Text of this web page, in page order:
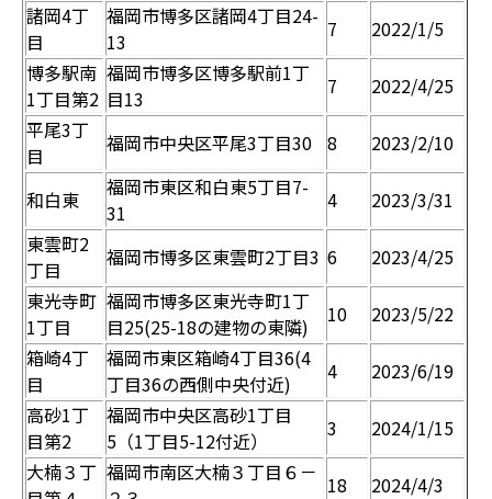
諸岡4丁
目
福岡市博多区諸岡4丁目24-
13
7
2022/1/5
博多駅南
1丁目第2
福岡市博多区博多駅前1丁
目13
7
2022/4/25
平尾3丁
目
福岡市中央区平尾3丁目30 8 2023/2/10
和白東
福岡市東区和白東5丁目7-
31
4
2023/3/31
東雲町2
丁目
福岡市博多区東雲町2丁目3 6
2023/4/25
東光寺町
1丁目
福岡市博多区東光寺町1丁
目25(25-18の建物の東隣)
10
2023/5/22
箱崎4丁
目
福岡市東区箱崎4丁目36(4
丁目36の西側中央付近)
4
2023/6/19
高砂1丁
目第2
福岡市中央区高砂1丁目
5（1丁目5-12付近）
3
2024/1/15
大楠３丁 福岡市南区大楠３丁目６－ 18
2024/4/3